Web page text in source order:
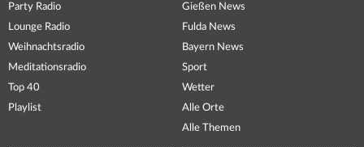
Party Radio
Lounge Radio
Weihnachtsradio
Meditationsradio
Top 40
Playlist
Gießen News
Fulda News
Bayern News
Sport
Wetter
Alle Orte
Alle Themen